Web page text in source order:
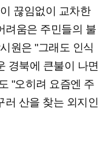
끊임없이 교차한
려움은 주민들의 불
원은 "그래도 인식
경북에 큰불이 나면
"오히려 요즘엔 주
러 산을 찾는 외지인